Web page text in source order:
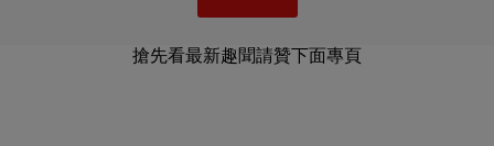
搶先看最新趣聞請贊下面專頁